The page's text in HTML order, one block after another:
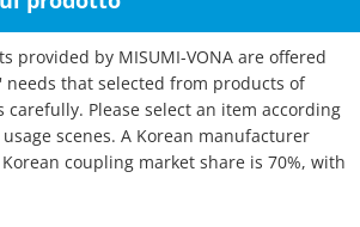
provided by MISUMI-VONA are offered
needs that selected from products of
Please select an item according
scenes. A Korean manufacturer
coupling market share is 70%, with
No1 maker. Rich selection, and short